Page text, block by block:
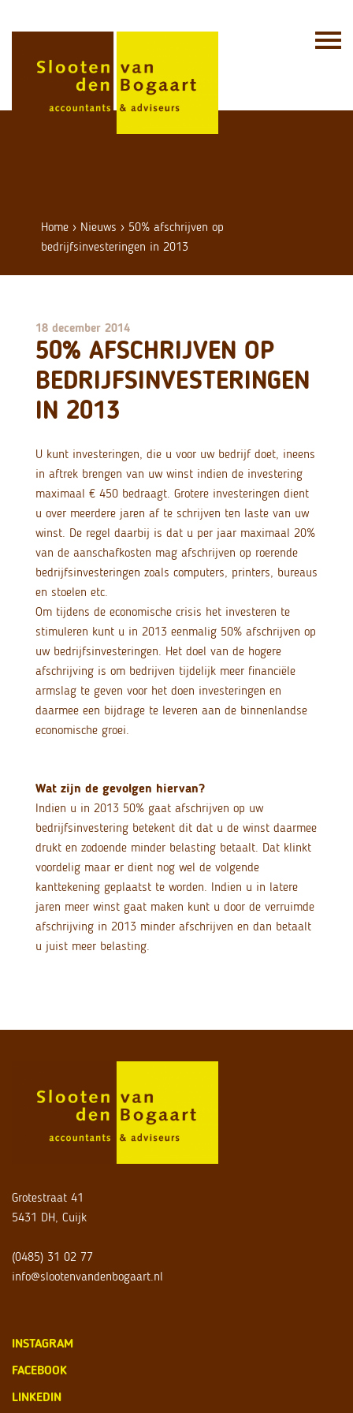
Home › Nieuws › 50% afschrijven op
bedrijfsinvesteringen in 2013
18 december 2014
50% AFSCHRIJVEN OP
BEDRIJFSINVESTERINGEN
IN 2013
U kunt investeringen, die u voor uw bedrijf doet, ineens
in aftrek brengen van uw winst indien de investering
maximaal € 450 bedraagt. Grotere investeringen dient
u over meerdere jaren af te schrijven ten laste van uw
winst. De regel daarbij is dat u per jaar maximaal 20%
van de aanschafkosten mag afschrijven op roerende
bedrijfsinvesteringen zoals computers, printers, bureaus
en stoelen etc.
Om tijdens de economische crisis het investeren te
stimuleren kunt u in 2013 eenmalig 50% afschrijven op
uw bedrijfsinvesteringen. Het doel van de hogere
afschrijving is om bedrijven tijdelijk meer financiële
armslag te geven voor het doen investeringen en
daarmee een bijdrage te leveren aan de binnenlandse
economische groei.
Wat zijn de gevolgen hiervan?
Indien u in 2013 50% gaat afschrijven op uw
bedrijfsinvestering betekent dit dat u de winst daarmee
drukt en zodoende minder belasting betaalt. Dat klinkt
voordelig maar er dient nog wel de volgende
kanttekening geplaatst te worden. Indien u in latere
jaren meer winst gaat maken kunt u door de verruimde
afschrijving in 2013 minder afschrijven en dan betaalt
u juist meer belasting.
Grotestraat 41
5431 DH, Cuijk
(0485) 31 02 77
info@slootenvandenbogaart.nl
INSTAGRAM
FACEBOOK
LINKEDIN